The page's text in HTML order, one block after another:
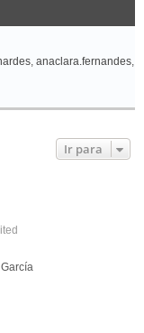
, anaclara.fernandes,
Ir para